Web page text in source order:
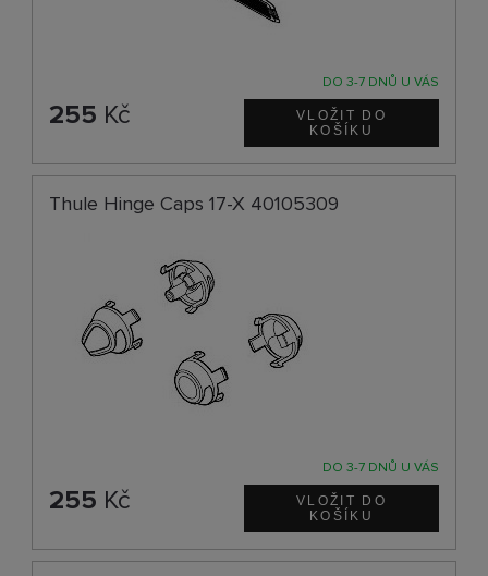
DO 3-7 DNŮ U VÁS
255 Kč
Thule Hinge Caps 17-X 40105309
DO 3-7 DNŮ U VÁS
255 Kč